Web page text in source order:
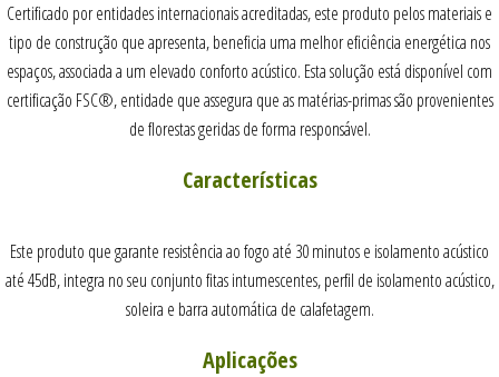
Certificado por entidades internacionais acreditadas, este produto pelos materiais e
tipo de construção que apresenta, beneficia uma melhor eficiência energética nos
espaços, associada a um elevado conforto acústico. Esta solução está disponível com
certificação FSC®, entidade que assegura que as matérias-primas são provenientes
de florestas geridas de forma responsável.
Características
Este produto que garante resistência ao fogo até 30 minutos e isolamento acústico
até 45dB, integra no seu conjunto fitas intumescentes, perfil de isolamento acústico,
soleira e barra automática de calafetagem.
Aplicações